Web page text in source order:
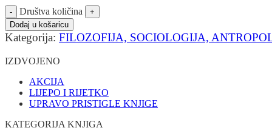
Društva količina
Dodaj u košaricu
Kategorija: FILOZOFIJA, SOCIOLOGIJA,
IZDVOJENO
AKCIJA
LIJEPO I RIJETKO
UPRAVO PRISTIGLE KNJIGE
KATEGORIJA KNJIGA